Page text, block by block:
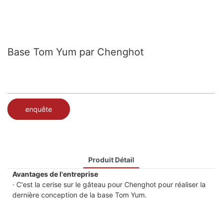
Base Tom Yum par Chenghot
enquête
Produit Détail
Avantages de l'entreprise
· C'est la cerise sur le gâteau pour Chenghot pour réaliser la
dernière conception de la base Tom Yum.